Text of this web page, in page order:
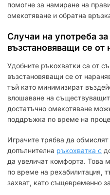
помогне за намиране на
омекотяване и обратна
Случаи на употреба за
възстановяващи се от
Удобните ръкохватки са от
възстановяващи се от
тъй като минимизират
влошаване на
достатъчно омекотяване
поддръжка по време на
Играчите трябва да обмислят
допълнителна ръкохватка с
да увеличат комфорта. Това
по време на рехабилитация,
захват, като същевременно